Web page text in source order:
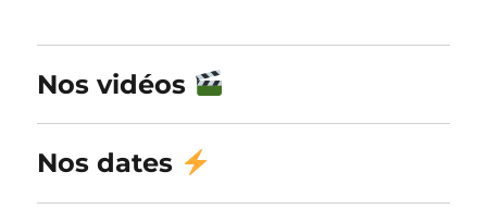
t
e
r
Nos vidéos
Nos dates